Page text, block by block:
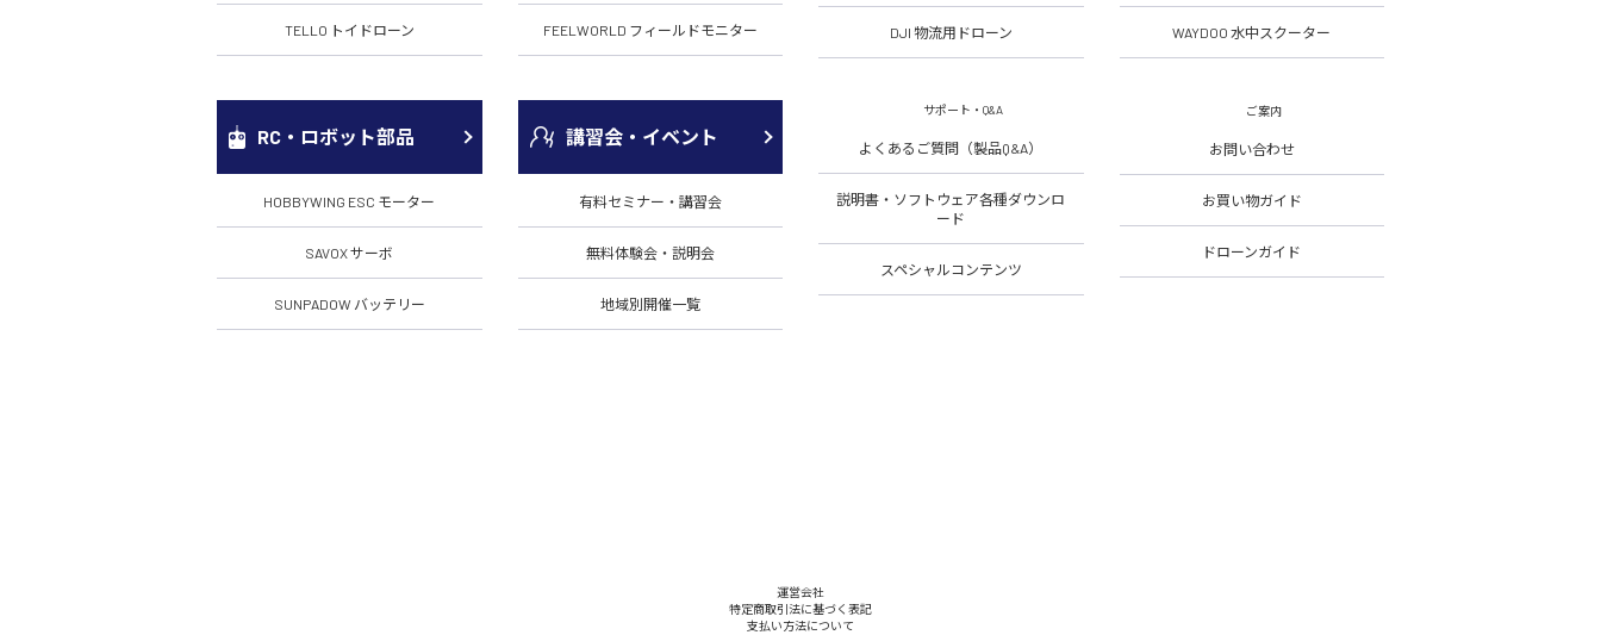
TELLO トイドローン FEELWORLD フィールドモニター DJI 物流用ドローン WAYDOO 水中スクーター
RC・ロボット部品
HOBBYWING ESC モーター
SAVOX サーボ
SUNPADOW バッテリー
講習会・イベント
有料セミナー・講習会
無料体験会・説明会
地域別開催一覧
サポート・Q&A
よくあるご質問（製品Q&A）
説明書・ソフトウェア各種ダウンロ
ード
スペシャルコンテンツ
ご案内
お問い合わせ
お買い物ガイド
ドローンガイド
運営会社
特定商取引法に基づく表記
支払い方法について